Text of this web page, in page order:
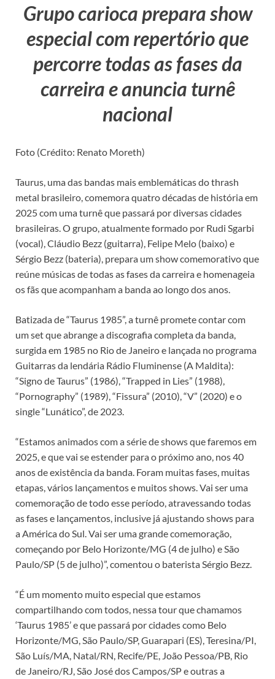
Grupo carioca prepara show
especial com repertório que
percorre todas as fases da
carreira e anuncia turnê
nacional
Foto (Crédito: Renato Moreth)
Taurus, uma das bandas mais emblemáticas do thrash
metal brasileiro, comemora quatro décadas de história em
2025 com uma turnê que passará por diversas cidades
brasileiras. O grupo, atualmente formado por Rudi Sgarbi
(vocal), Cláudio Bezz (guitarra), Felipe Melo (baixo) e
Sérgio Bezz (bateria), prepara um show comemorativo que
reúne músicas de todas as fases da carreira e homenageia
os fãs que acompanham a banda ao longo dos anos.
Batizada de “Taurus 1985”, a turnê promete contar com
um set que abrange a discografia completa da banda,
surgida em 1985 no Rio de Janeiro e lançada no programa
Guitarras da lendária Rádio Fluminense (A Maldita):
“Signo de Taurus” (1986), “Trapped in Lies” (1988),
“Pornography” (1989), “Fissura” (2010), “V” (2020) e o
single “Lunático”, de 2023.
“Estamos animados com a série de shows que faremos em
2025, e que vai se estender para o próximo ano, nos 40
anos de existência da banda. Foram muitas fases, muitas
etapas, vários lançamentos e muitos shows. Vai ser uma
comemoração de todo esse período, atravessando todas
as fases e lançamentos, inclusive já ajustando shows para
a América do Sul. Vai ser uma grande comemoração,
começando por Belo Horizonte/MG (4 de julho) e São
Paulo/SP (5 de julho)”, comentou o baterista Sérgio Bezz.
“É um momento muito especial que estamos
compartilhando com todos, nessa tour que chamamos
‘Taurus 1985’ e que passará por cidades como Belo
Horizonte/MG, São Paulo/SP, Guarapari (ES), Teresina/PI,
São Luís/MA, Natal/RN, Recife/PE, João Pessoa/PB, Rio
de Janeiro/RJ, São José dos Campos/SP e outras a